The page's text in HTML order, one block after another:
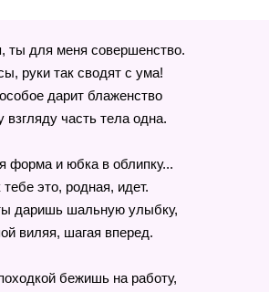
ты для меня совершенство.
руки так сводят с ума!
дарит блаженство
взгляду часть тела одна.
форма и юбка в облипку...
тебе это, родная, идет.
даришь шальную улыбку,
виляя, шагая вперед.
бежишь на работу,